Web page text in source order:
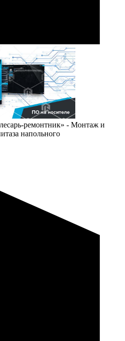
ремонтник» - Монтаж и
напольного